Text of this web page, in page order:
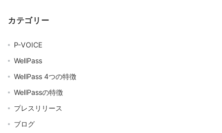
カテゴリー
P-VOICE
WellPass
WellPass 4つの特徴
WellPassの特徴
プレスリリース
ブログ